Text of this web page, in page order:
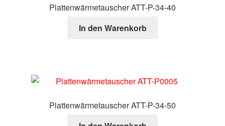
Plattenwärmetauscher ATT-P-34-40
In den Warenkorb
Plattenwärmetauscher ATT-P-34-50